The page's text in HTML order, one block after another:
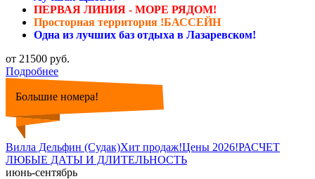
ПЕРВАЯ ЛИНИЯ - МОРЕ РЯДОМ!
Просторная территория !БАССЕЙН
Одна из лучших баз отдыха в Лазаревском!
от 21500 руб.
Подробнее
Большие номера!
Вилла Дельфин (Судак)Хит продаж!Цены 2026!РАСЧЕТ
ЛЮБЫЕ ДАТЫ И ДЛИТЕЛЬНОСТЬ
июнь-сентябрь